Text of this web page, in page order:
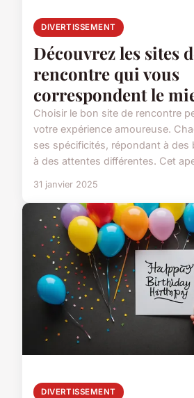
DIVERTISSEMENT
Découvrez les sites
rencontre qui vous
correspondent le
Choisir le bon site de rencontre
votre expérience amoureuse.
ses spécificités, répondant à des
à des attentes différentes. Cet
31 janvier 2025
DIVERTISSEMENT